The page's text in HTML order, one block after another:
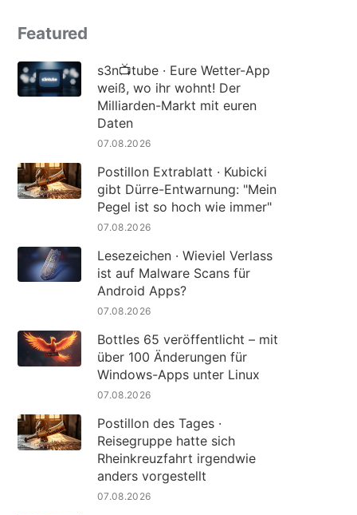
Featured
s3n📺tube · Eure Wetter-App
weiß, wo ihr wohnt! Der
Milliarden-Markt mit euren
Daten
07.08.2026
Postillon Extrablatt · Kubicki
gibt Dürre-Entwarnung: "Mein
Pegel ist so hoch wie immer"
07.08.2026
Lesezeichen · Wieviel Verlass
ist auf Malware Scans für
Android Apps?
07.08.2026
Bottles 65 veröffentlicht – mit
über 100 Änderungen für
Windows-Apps unter Linux
07.08.2026
Postillon des Tages ·
Reisegruppe hatte sich
Rheinkreuzfahrt irgendwie
anders vorgestellt
07.08.2026